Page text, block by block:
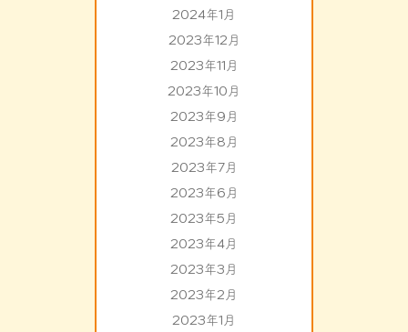
2024年1月
2023年12月
2023年11月
2023年10月
2023年9月
2023年8月
2023年7月
2023年6月
2023年5月
2023年4月
2023年3月
2023年2月
2023年1月